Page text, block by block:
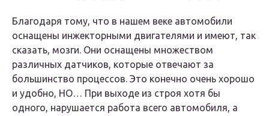
Благодаря тому, что в нашем веке автомобили
оснащены инжекторными двигателями и имеют, так
сказать, мозги. Они оснащены множеством
различных датчиков, которые отвечают за
большинство процессов. Это конечно очень хорошо
и удобно, НО… При выходе из строя хотя бы
одного, нарушается работа всего автомобиля, а